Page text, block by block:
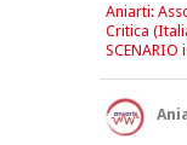
Aniarti:
Critica